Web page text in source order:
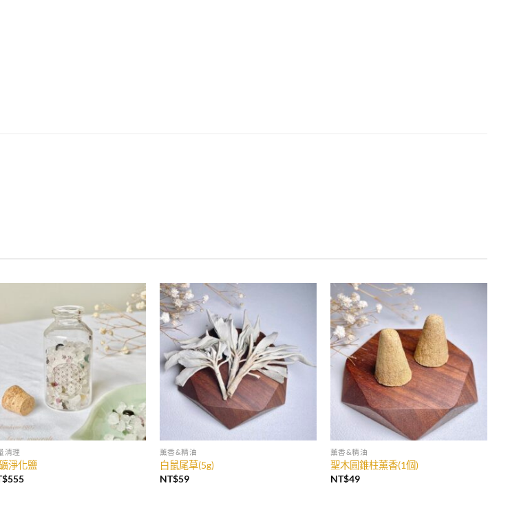
清理
淨化鹽
555
薰香&精油
白鼠尾草(5g)
NT$59
薰香&精油
聖木圓錐柱薰香(1個)
NT$49